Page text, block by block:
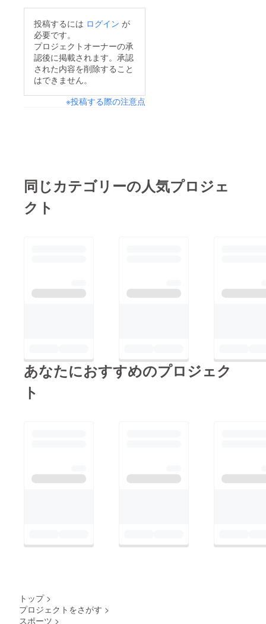
投稿するには ログイン が
必要です。
プロジェクトオーナーの承
認後に掲載されます。承認
された内容を削除すること
はできません。
※投稿する際の注意点
同じカテゴリーの人気プロジェ
クト
あなたにおすすめのプロジェク
ト
トップ >
プロジェクトをさがす >
スポーツ >